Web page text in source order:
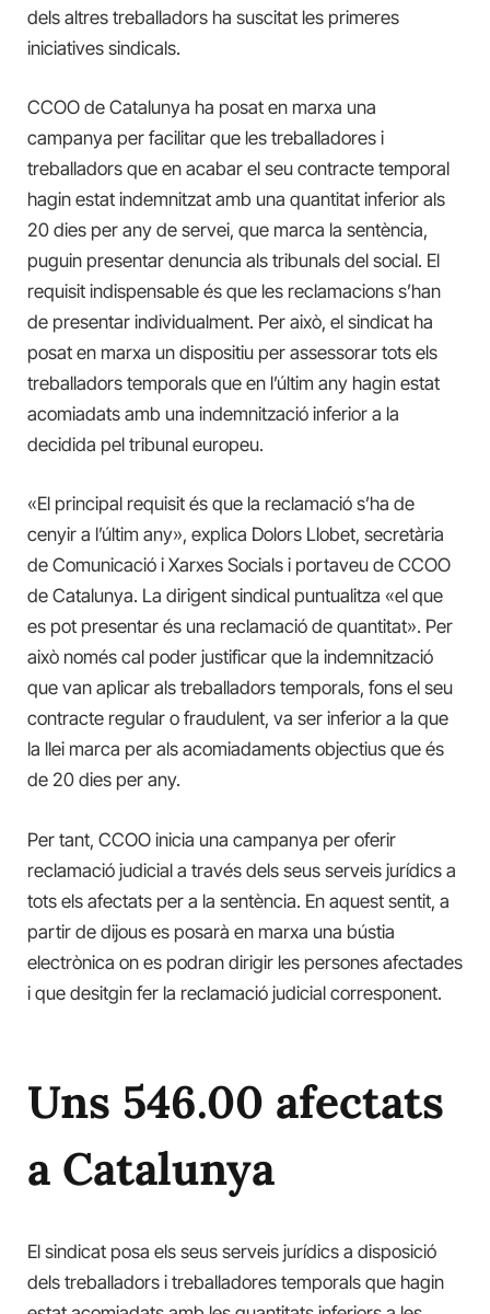
dels altres treballadors ha suscitat les primeres
iniciatives sindicals.
CCOO de Catalunya ha posat en marxa una
campanya per facilitar que les treballadores i
treballadors que en acabar el seu contracte temporal
hagin estat indemnitzat amb una quantitat inferior als
20 dies per any de servei, que marca la sentència,
puguin presentar denuncia als tribunals del social. El
requisit indispensable és que les reclamacions s’han
de presentar individualment. Per això, el sindicat ha
posat en marxa un dispositiu per assessorar tots els
treballadors temporals que en l’últim any hagin estat
acomiadats amb una indemnització inferior a la
decidida pel tribunal europeu.
«El principal requisit és que la reclamació s’ha de
cenyir a l’últim any», explica Dolors Llobet, secretària
de Comunicació i Xarxes Socials i portaveu de CCOO
de Catalunya. La dirigent sindical puntualitza «el que
es pot presentar és una reclamació de quantitat». Per
això només cal poder justificar que la indemnització
que van aplicar als treballadors temporals, fons el seu
contracte regular o fraudulent, va ser inferior a la que
la llei marca per als acomiadaments objectius que és
de 20 dies per any.
Per tant, CCOO inicia una campanya per oferir
reclamació judicial a través dels seus serveis jurídics a
tots els afectats per a la sentència. En aquest sentit, a
partir de dijous es posarà en marxa una bústia
electrònica on es podran dirigir les persones afectades
i que desitgin fer la reclamació judicial corresponent.
Uns 546.00 afectats
a Catalunya
El sindicat posa els seus serveis jurídics a disposició
dels treballadors i treballadores temporals que hagin